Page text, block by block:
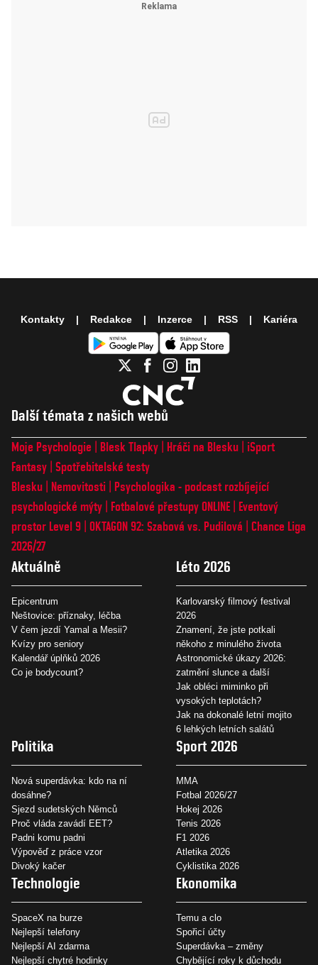
Další témata z našich webů
Moje Psychologie Blesk Tlapky Hráči na Blesku
iSport
Fantasy Spotřebitelské testy
Blesku
Nemovitosti
Psychologika - podcast rozbíjející
psychologické mýty
Fotbalové přestupy ONLINE
Eventový
prostor Level 9 OKTAGON 92: Szabová vs. Pudilová
Chance Liga
2026/27
Aktuálně
Epicentrum
Neštovice: příznaky, léčba
V čem jezdí Yamal a Mesii?
Kvízy pro seniory
Kalendář úplňků 2026
Co je bodycount?
Léto 2026
Karlovarský filmový festival
2026
Znamení, že jste potkali
někoho z minulého života
Astronomické úkazy 2026:
zatmění slunce a další
Jak obléci miminko při
vysokých teplotách?
Jak na dokonalé letní mojito
6 lehkých letních salátů
Politika
Nová superdávka: kdo na ní
dosáhne?
Sjezd sudetských Němců
Proč vláda zavádí EET?
Padni komu padni
Výpověď z práce vzor
Divoký kačer
Sport 2026
MMA
Fotbal 2026/27
Hokej 2026
Tenis 2026
F1 2026
Atletika 2026
Cyklistika 2026
Technologie
SpaceX na burze
Nejlepší telefony
Nejlepší AI zdarma
Nejlepší chytré hodinky
Ekonomika
Temu a clo
Spořicí účty
Superdávka – změny
Chybějící roky k důchodu
Kontakty Redakce Inzerce RSS Kariéra